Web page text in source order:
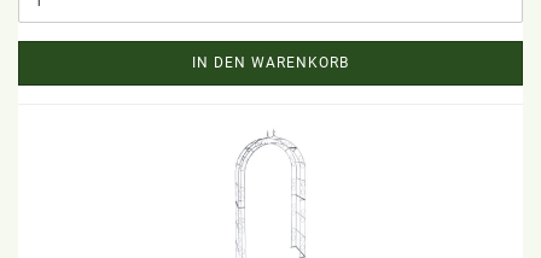
IN DEN WARENKORB